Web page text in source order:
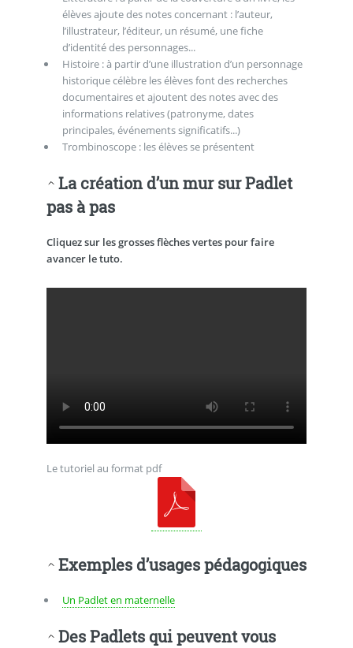
élèves ajoute des notes concernant : l’auteur,
l’illustrateur, l’éditeur, un résumé, une fiche
d’identité des personnages...
Histoire : à partir d’une illustration d’un personnage
historique célèbre les élèves font des recherches
documentaires et ajoutent des notes avec des
informations relatives (patronyme, dates
principales, événements significatifs...)
Trombinoscope : les élèves se présentent
La création d’un mur sur Padlet
pas à pas
Cliquez sur les grosses flèches vertes pour faire
avancer le tuto.
Le tutoriel au format pdf
Exemples d’usages pédagogiques
Un Padlet en maternelle
Des Padlets qui peuvent vous